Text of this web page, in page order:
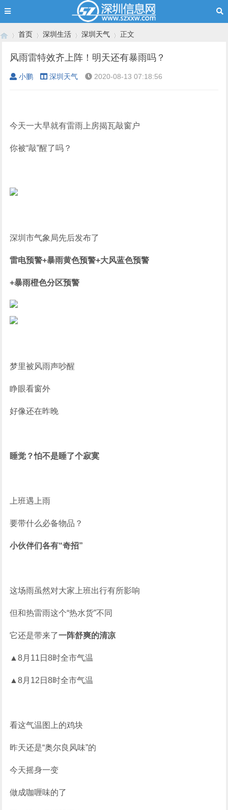
›
首页
›
深圳生活
›
深圳天气
›
正文
风雨雷特效齐上阵！明天还有暴雨吗？
小鹏 深圳天气 2020-08-13 07:18:56
今天一大早就有雷雨上房揭瓦敲窗户
你被“敲”醒了吗？
深圳市气象局先后发布了
雷电预警+暴雨黄色预警+大风蓝色预警
+暴雨橙色分区预警
梦里被风雨声吵醒
睁眼看窗外
好像还在昨晚
睡觉？怕不是睡了个寂寞
上班遇上雨
要带什么必备物品？
小伙伴们各有“奇招”
这场雨虽然对大家上班出行有所影响
但和热雷雨这个“热水货”不同
它还是带来了一阵舒爽的清凉
▲8月11日8时全市气温
▲8月12日8时全市气温
看这气温图上的鸡块
昨天还是“奥尔良风味”的
今天摇身一变
做成咖喱味的了